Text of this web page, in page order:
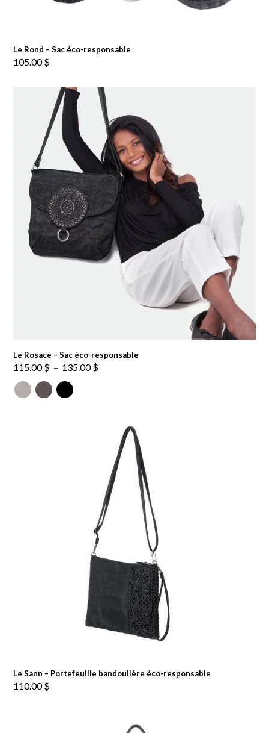
Le Rond – Sac éco-responsable
105.00$
Le Rosace – Sac éco-responsable
115.00$ – 135.00$Plage
135.00 $
Le Sann – Portefeuille bandoulière éco-responsable
110.00$